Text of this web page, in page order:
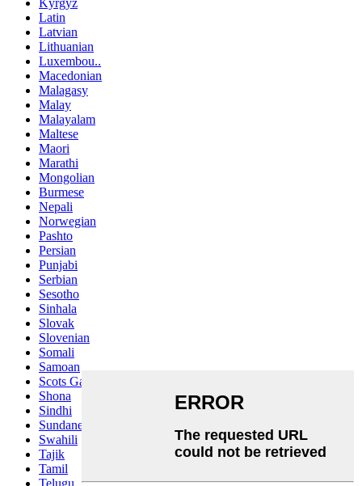
Kyrgyz
Latin
Latvian
Lithuanian
Luxembou..
Macedonian
Malagasy
Malay
Malayalam
Maltese
Maori
Marathi
Mongolian
Burmese
Nepali
Norwegian
Pashto
Persian
Punjabi
Serbian
Sesotho
Sinhala
Slovak
Slovenian
Somali
Samoan
Scots Gaelic
Shona
Sindhi
Sundanese
Swahili
Tajik
Tamil
Telugu